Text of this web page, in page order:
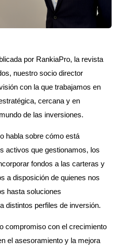
por RankiaPro, la revista
nuestro socio director
con la que trabajamos en
cercana y en
de las inversiones.
habla sobre cómo está
activos que gestionamos, los
fondos a las carteras y
a disposición de quienes nos
hasta soluciones
distintos perfiles de inversión.
compromiso con el crecimiento
el asesoramiento y la mejora